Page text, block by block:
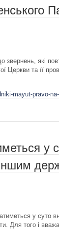
звернень, які
Церкви та її
mayut-pravo-
у
у суто
Для того і